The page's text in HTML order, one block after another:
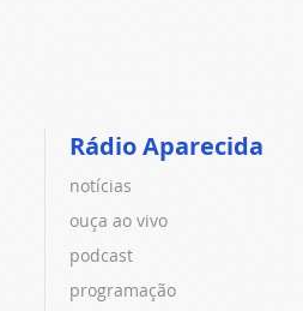
Rádio Aparecida
notícias
ouça ao vivo
podcast
programação